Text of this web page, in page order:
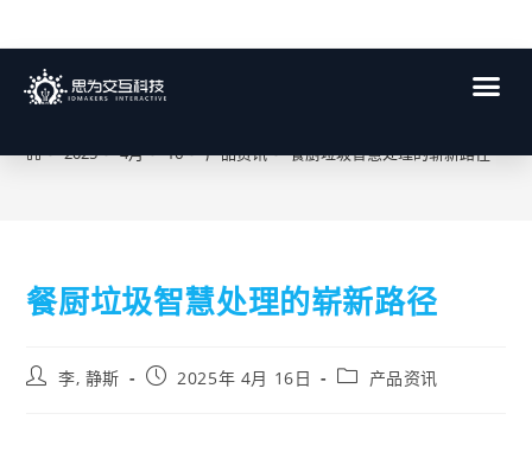
博客
> 2025 > 4月 > 16 > 产品资讯 > 餐厨垃圾智慧处理的崭新路径
餐厨垃圾智慧处理的崭新路径
李, 静斯 2025年 4月 16日 产品资讯